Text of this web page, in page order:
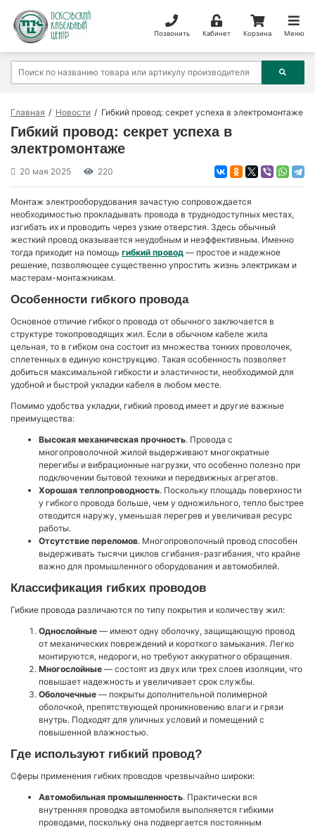
Позвонить Кабинет Корзина Меню
Главная Новости Гибкий провод: секрет успеха в электромонтаже
Гибкий провод: секрет успеха в
электромонтаже
20 мая 2025 220
Монтаж электрооборудования зачастую сопровождается
необходимостью прокладывать провода в труднодоступных местах,
изгибать их и проводить через узкие отверстия. Здесь обычный
жесткий провод оказывается неудобным и неэффективным. Именно
тогда приходит на помощь гибкий провод — простое и надежное
решение, позволяющее существенно упростить жизнь электрикам и
мастерам-монтажникам.
Особенности гибкого провода
Основное отличие гибкого провода от обычного заключается в
структуре токопроводящих жил. Если в обычном кабеле жила
цельная, то в гибком она состоит из множества тонких проволочек,
сплетенных в единую конструкцию. Такая особенность позволяет
добиться максимальной гибкости и эластичности, необходимой для
удобной и быстрой укладки кабеля в любом месте.
Помимо удобства укладки, гибкий провод имеет и другие важные
преимущества:
Высокая механическая прочность. Провода с
многопроволочной жилой выдерживают многократные
перегибы и вибрационные нагрузки, что особенно полезно при
подключении бытовой техники и передвижных агрегатов.
Хорошая теплопроводность. Поскольку площадь поверхности
у гибкого провода больше, чем у одножильного, тепло быстрее
отводится наружу, уменьшая перегрев и увеличивая ресурс
работы.
Отсутствие переломов. Многопроволочный провод способен
выдерживать тысячи циклов сгибания-разгибания, что крайне
важно для промышленного оборудования и автомобилей.
Классификация гибких проводов
Гибкие провода различаются по типу покрытия и количеству жил:
Однослойные — имеют одну оболочку, защищающую провод
от механических повреждений и короткого замыкания. Легко
монтируются, недороги, но требуют аккуратного обращения.
Многослойные — состоят из двух или трех слоев изоляции, что
повышает надежность и увеличивает срок службы.
Оболочечные — покрыты дополнительной полимерной
оболочкой, препятствующей проникновению влаги и грязи
внутрь. Подходят для уличных условий и помещений с
повышенной влажностью.
Где используют гибкий провод?
Сферы применения гибких проводов чрезвычайно широки:
Автомобильная промышленность. Практически вся
внутренняя проводка автомобиля выполняется гибкими
проводами, поскольку она подвергается постоянным